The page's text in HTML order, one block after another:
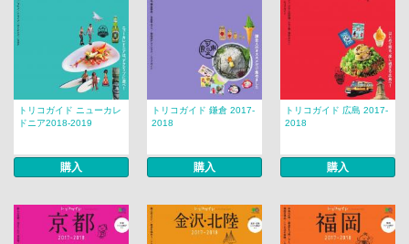
トリコガイド ニューカレ
ドニア2018-2019
購入
トリコガイド 鎌倉 2017-
2018
購入
トリコガイド 広島 2017-
2018
購入